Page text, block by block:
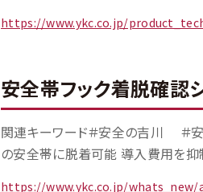
https://www.ykc.co.jp/
安全帯フック着脱確認
関連キーワード＃安全の吉川 ＃
の安全帯に脱着可能 導入費用を抑
https://www.ykc.co.jp/whats_new/